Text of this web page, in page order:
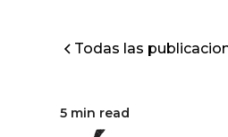
Todas las
5 min read